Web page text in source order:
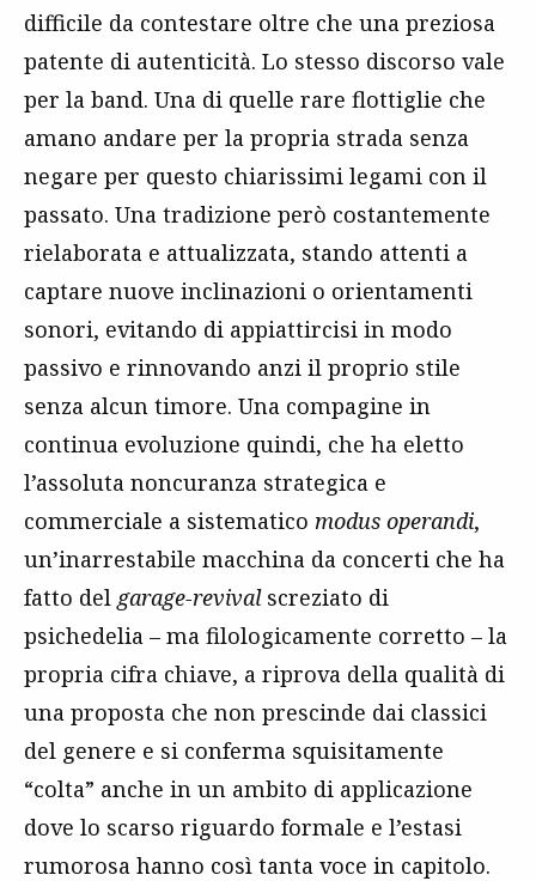
difficile da contestare oltre che una preziosa
patente di autenticità. Lo stesso discorso vale
per la band. Una di quelle rare flottiglie che
amano andare per la propria strada senza
negare per questo chiarissimi legami con il
passato. Una tradizione però costantemente
rielaborata e attualizzata, stando attenti a
captare nuove inclinazioni o orientamenti
sonori, evitando di appiattircisi in modo
passivo e rinnovando anzi il proprio stile
senza alcun timore. Una compagine in
continua evoluzione quindi, che ha eletto
l’assoluta noncuranza strategica e
commerciale a sistematico modus operandi,
un’inarrestabile macchina da concerti che ha
fatto del garage-revivalscreziato di
psichedelia – ma filologicamente corretto – la
propria cifra chiave, a riprova della qualità di
una proposta che non prescinde dai classici
del genere e si conferma squisitamente
“colta” anche in un ambito di applicazione
dove lo scarso riguardo formale e l’estasi
rumorosa hanno così tanta voce in capitolo.